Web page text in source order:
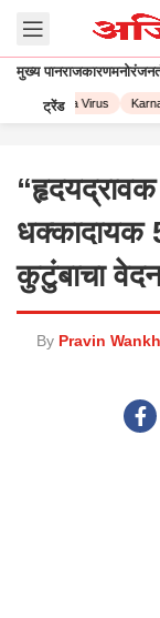
मुख्य पानराजकारणमनोरंजन
ट्रेंड
Corona Virus
“हृदयद्रावक
धक्कादायक
कुटुंबाचा
By Pravin